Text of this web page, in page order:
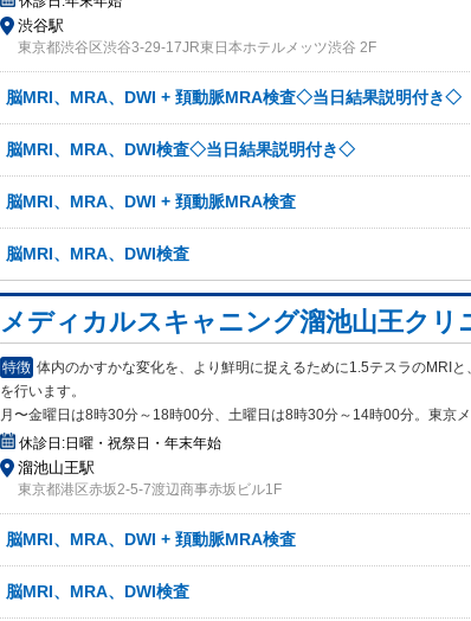
渋谷駅
東京都渋谷区渋谷3-29-17JR東日本ホテルメッツ渋谷 2F
脳MRI、MRA、DWI + 頚動脈MRA検査◇当日結果説明付き◇
脳MRI、MRA、DWI検査◇当日結果説明付き◇
脳MRI、MRA、DWI + 頚動脈MRA検査
脳MRI、MRA、DWI検査
メディカルスキャニング溜池山王クリ
特徴 体内のかすかな変化を、より鮮明に捉えるために1.5テスラのMRI
を行います。
月〜金曜日は8時30分～18時00分、土曜日は8時30分～14時00分。東京メ
休診日:日曜・祝祭日・年末年始
溜池山王駅
東京都港区赤坂2-5-7渡辺商事赤坂ビル1F
脳MRI、MRA、DWI + 頚動脈MRA検査
脳MRI、MRA、DWI検査